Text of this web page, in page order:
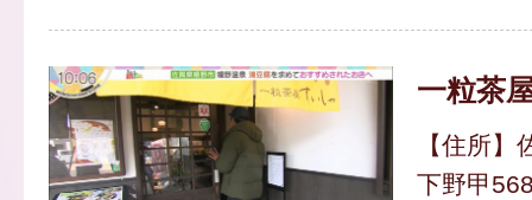
一粒茶
【住所
下野甲